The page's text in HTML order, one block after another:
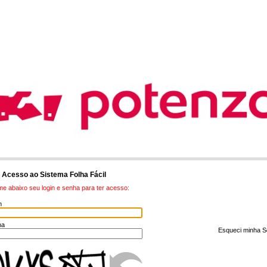
Acesso ao Sistema Folha Fácil
abaixo seu login e senha para ter acesso:
Esqueci minha